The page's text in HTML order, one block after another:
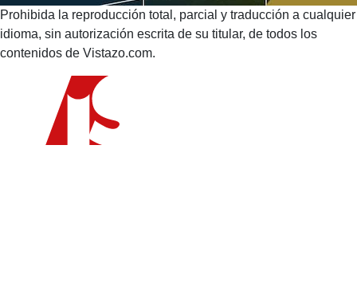
Prohibida la reproducción total, parcial y traducción a cualquier
idioma, sin autorización escrita de su titular, de todos los
contenidos de Vistazo.com.